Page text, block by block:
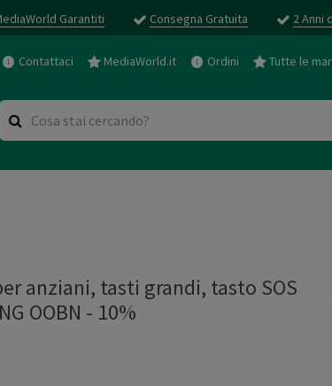
Garantiti Consegna Gratuita 2 Anni
Contattaci MediaWorld.it Ordini Tutte le
anziani, tasti grandi, tasto SOS
OOBN - 10%